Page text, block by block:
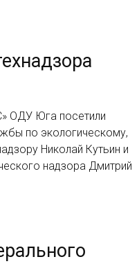
ОДУ Юга посетили
по экологическому,
Николай Кутьин и
надзора Дмитрий